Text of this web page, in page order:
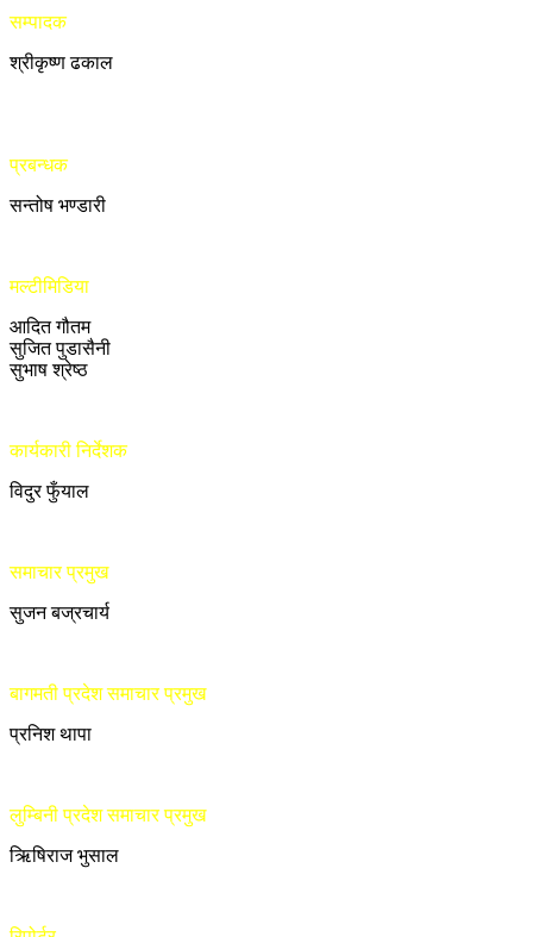
सम्पादक
श्रीकृष्ण ढकाल
प्रबन्धक
सन्तोष भण्डारी
मल्टीमिडिया
आदित गौतम
सुजित पुडासैनी
सुभाष श्रेष्ठ
कार्यकारी निर्देशक
विदुर फुँयाल
समाचार प्रमुख
सुजन बज्रचार्य
बागमती प्रदेश समाचार प्रमुख
प्रनिश थापा
लुम्बिनी प्रदेश समाचार प्रमुख
ऋिषिराज भुसाल